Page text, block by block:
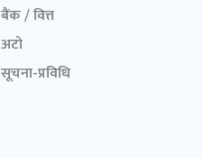
बैंक / वित्त
अटो
सूचना-प्रविधि